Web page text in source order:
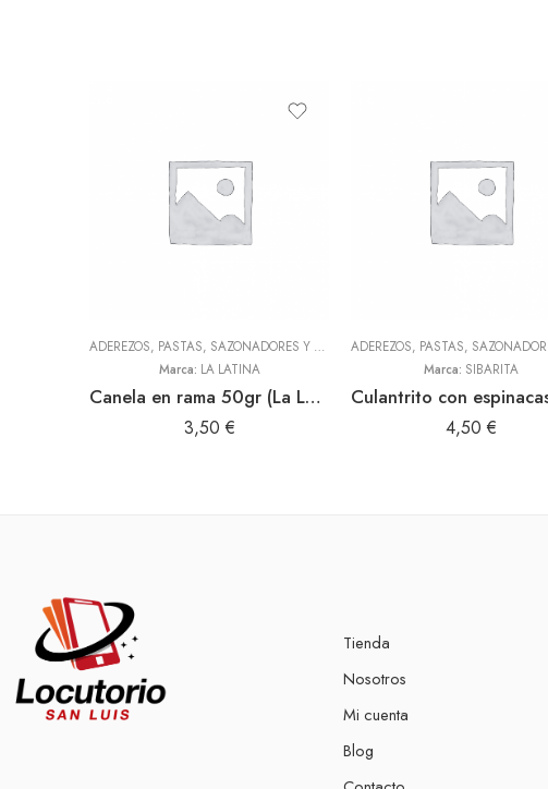
ADEREZOS, PASTAS, SAZONADORES Y CONDIMENTOS ,TODOS
Marca: LA LATINA
Canela en rama 50gr (La Latina)
3,50 €
Marca: SIBARITA
4,50 €
Tienda
Nosotros
Mi cuenta
Blog